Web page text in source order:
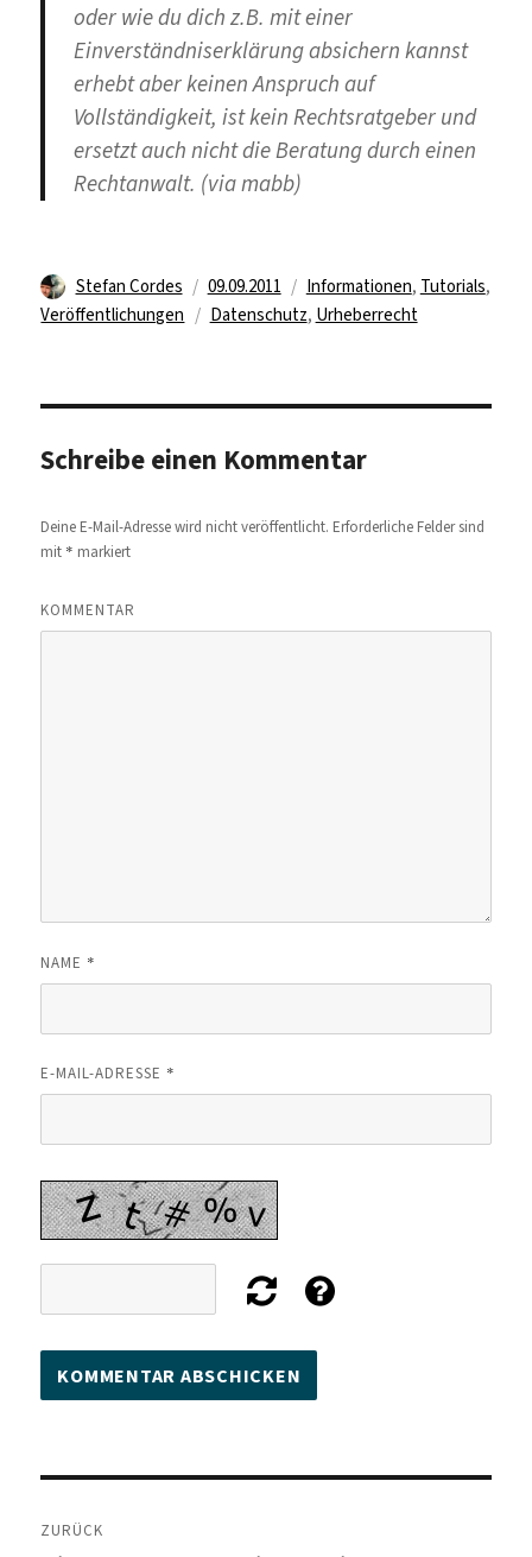
oder wie du dich z.B. mit einer
Einverständniserklärung absichern kannst
erhebt aber keinen Anspruch auf
Vollständigkeit, ist kein Rechtsratgeber und
ersetzt auch nicht die Beratung durch einen
Rechtanwalt. (via mabb)
Autor
Stefan Cordes
Veröffentlicht
am
09.09.2011 Kategorien
Informationen, Tutorials,
Veröffentlichungen
Schlagwörter
Datenschutz, Urheberrecht
Schreibe einen Kommentar
Deine E-Mail-Adresse wird nicht veröffentlicht. Erforderliche Felder sind
mit * markiert
KOMMENTAR
NAME *
E-MAIL-ADRESSE *
Beitragsnavigation
ZURÜCK